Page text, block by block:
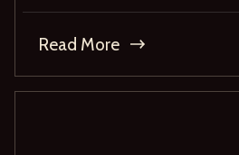
Read More